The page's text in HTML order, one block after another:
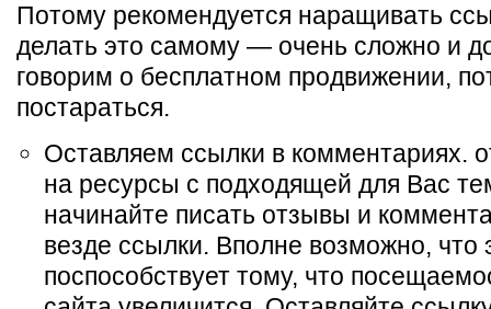
Потому рекомендуется наращивать
делать это самому — очень сложно и
говорим о бесплатном продвижении,
постараться.
Оставляем ссылки в комментариях.
на ресурсы с подходящей для Вас
начинайте писать отзывы и
везде ссылки. Вполне возможно, что
поспособствует тому, что